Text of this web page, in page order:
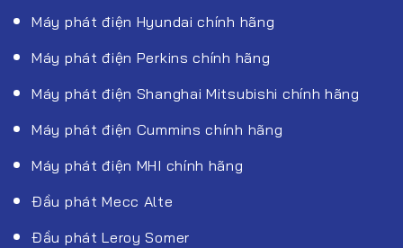
Máy phát điện Hyundai chính hãng
Máy phát điện Perkins chính hãng
Máy phát điện Shanghai Mitsubishi chính hãng
Máy phát điện Cummins chính hãng
Máy phát điện MHI chính hãng
Đầu phát Mecc Alte
Đầu phát Leroy Somer